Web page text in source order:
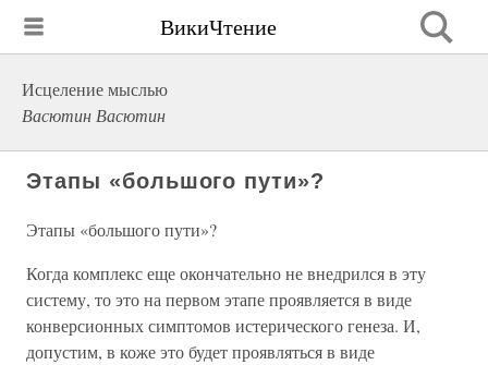
ВикиЧтение
Исцеление мыслью
Васютин Васютин
Этапы «большого пути»?
Этапы «большого пути»?
Когда комплекс еще окончательно не внедрился в эту
систему, то это на первом этапе проявляется в виде
конверсионных симптомов истерического генеза. И,
допустим, в коже это будет проявляться в виде